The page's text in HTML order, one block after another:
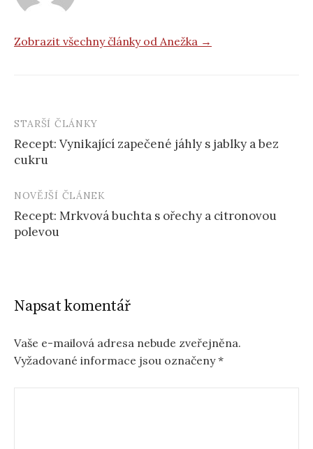
Zobrazit všechny články od Anežka →
Post
navigation
STARŠÍ ČLÁNKY
Recept: Vynikající zapečené jáhly s jablky a bez
cukru
NOVĚJŠÍ ČLÁNEK
Recept: Mrkvová buchta s ořechy a citronovou
polevou
Napsat komentář
Vaše e-mailová adresa nebude zveřejněna.
Vyžadované informace jsou označeny*